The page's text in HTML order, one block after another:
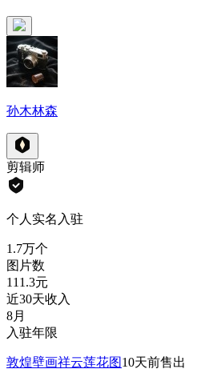
孙木林森
剪辑师
个人实名入驻
1.7万个
图片数
111.3元
近30天收入
8月
入驻年限
敦煌壁画祥云莲花图10天前售出